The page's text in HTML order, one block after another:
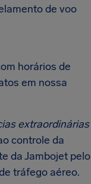
de voo
horários de
em nossa
extraordinárias
controle da
da Jambojet pelo
tráfego aéreo.